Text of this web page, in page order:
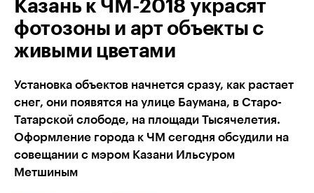
Казань к ЧМ-2018 украсят
фотозоны и арт объекты с
живыми цветами
Установка объектов начнется сразу, как растает
снег, они появятся на улице Баумана, в Старо-
Татарской слободе, на площади Тысячелетия.
Оформление города к ЧМ сегодня обсудили на
совещании с мэром Казани Ильсуром
Метшиным